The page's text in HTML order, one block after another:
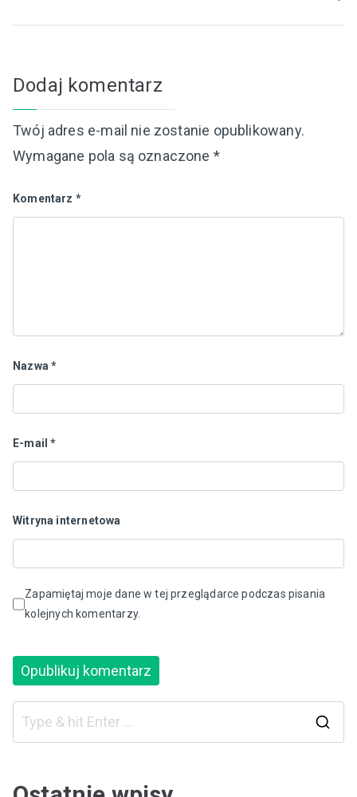
Dodaj komentarz
Twój adres e-mail nie zostanie opublikowany.
Wymagane pola są oznaczone *
Komentarz *
Nazwa*
E-mail*
Witryna internetowa
Zapamiętaj moje dane w tej przeglądarce podczas pisania
kolejnych komentarzy.